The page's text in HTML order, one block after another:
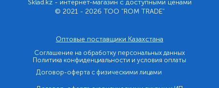
Sklad.kz - интернет-магазин с доступными ценами
© 2021 - 2026 ТОО "ROM TRADE"
Оптовые поставщики Казахстана
Соглашение на обработку персональных данных
Политика конфиденциальности и условия оплаты
Договор-оферта с физическими лицами